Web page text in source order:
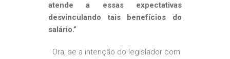
atende a essas expectativas
desvinculando tais benefícios do
salário.”
Ora, se a intenção do legislador com